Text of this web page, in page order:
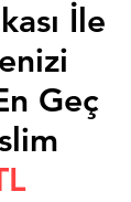
İle
Geç